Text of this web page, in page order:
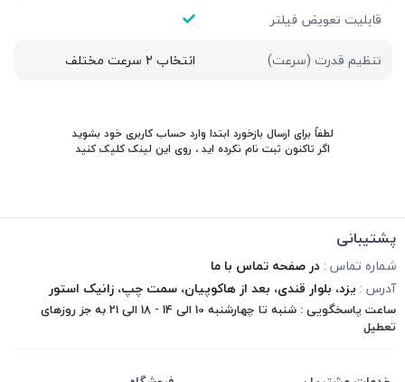
قابلیت تعویض فیلتر
تنظیم قدرت (سرعت)
انتخاب 2 سرعت مختلف
لطفاً برای ارسال بازخورد ابتدا وارد حساب کاربری خود بشوید
اگر تاکنون ثبت نام نکرده اید ، روی این لینک کلیک کنید
پشتیبانی
شماره تماس : در صفحه تماس با ما
آدرس : یزد، بلوار قندی، بعد از هاکوپیان، سمت چپ، زانیک استور
ساعت پاسخگویی : شنبه تا چهارشنبه 10 الی 14 - 18 الی 21 به جز روزهای
تعطیل